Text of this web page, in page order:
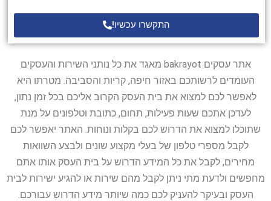
התקשרו עכשיו!
אתר עסקים bakrayot מאגד את כל נותני השירות והעסקים
העומדים לרשותכם באזור חיפה, קריות והסביבה. מטרתו היא
לאפשר לכם למצוא את בית העסק הקרוב אליכם בכל זמן נתון,
לעדכן אתכם שעות פעילות, תחום, כתובת וטלפונים על מנת
שתוכלו למצוא את הדרוש לכם בקלות ונוחות. האתר יאפשר לכם
לקבל מספרי טלפון של בעלי מקצוע שונים ולבצע השוואות
מחירים, לקבל את כל המידע הדרוש על בית העסק אותו אתם
מחפשים ולדעת מתי ניתן לקבל מהם שירות או להגיע ישירות לבית
העסק ובעיקר להעניק לכם כמה שיותר מידע הדרוש עבורכם.